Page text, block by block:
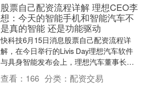
股票自己配资流程详解 理想CEO李
想：今天的智能手机和智能汽车不
是真的智能 还是功能驱动
快科技6月15日消息股票自己配资流程详
解，在今日举行的Livis Day理想汽车软件
与具身智能发布会上，理想汽车董事长、
CEO李想发表演讲。 李想直言，今天的
智....
查看： 166 分类： 配资交易